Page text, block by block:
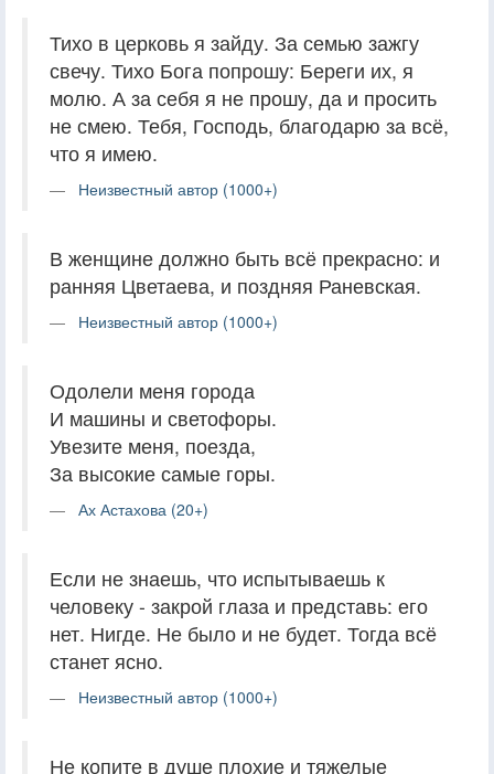
Тихо в церковь я зайду. За семью зажгу
свечу. Тихо Бога попрошу: Береги их, я
молю. А за себя я не прошу, да и просить
не смею. Тебя, Господь, благодарю за всё,
что я имею.
Неизвестный автор (1000+)
В женщине должно быть всё прекрасно: и
ранняя Цветаева, и поздняя Раневская.
Неизвестный автор (1000+)
Одолели меня города
И машины и светофоры.
Увезите меня, поезда,
За высокие самые горы.
Ах Астахова (20+)
Если не знаешь, что испытываешь к
человеку - закрой глаза и представь: его
нет. Нигде. Не было и не будет. Тогда всё
станет ясно.
Неизвестный автор (1000+)
Не копите в душе плохие и тяжелые